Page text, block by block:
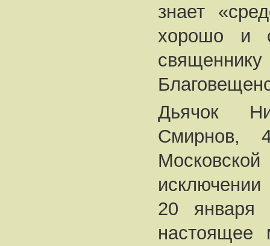
знает
хорошо и
Дьячок
Смирнов,
исключении
20 января
настоящее